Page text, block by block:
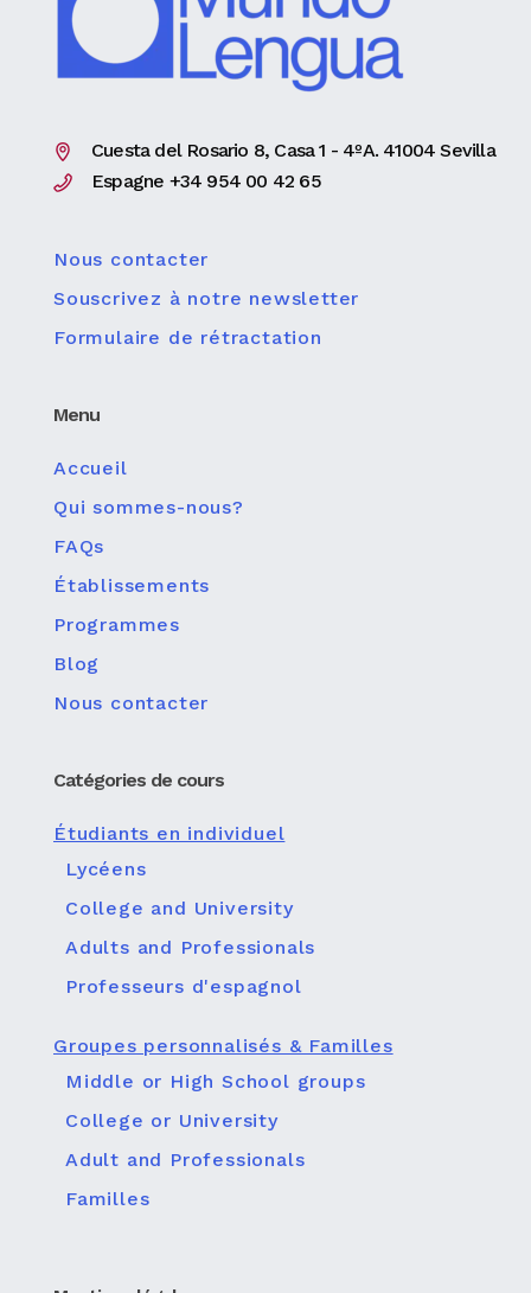
Cuesta del Rosario 8, Casa 1 - 4ºA. 41004 Sevilla
Espagne +34 954 00 42 65
Nous contacter
Souscrivez à notre newsletter
Formulaire de rétractation
Menu
Accueil
Qui sommes-nous?
FAQs
Établissements
Programmes
Blog
Nous contacter
Catégories de cours
Étudiants en individuel
Lycéens
College and University
Adults and Professionals
Professeurs d'espagnol
Groupes personnalisés & Familles
Middle or High School groups
College or University
Adult and Professionals
Familles